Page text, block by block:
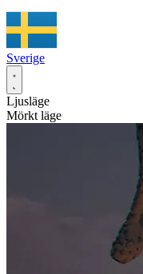
Sverige
Ljusläge
Mörkt läge